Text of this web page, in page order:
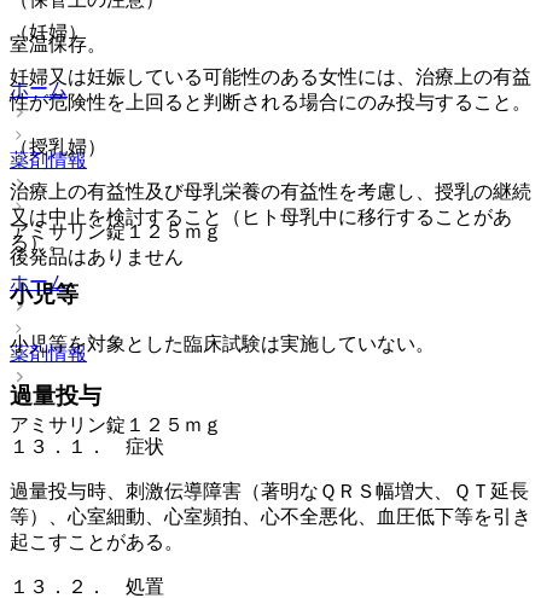
室温保存。
ホーム
薬剤情報
アミサリン錠１２５ｍｇ
後発品はありません
ホーム
薬剤情報
アミサリン錠１２５ｍｇ
（妊婦）
妊婦又は妊娠している可能性のある女性には、治療上の有益
性が危険性を上回ると判断される場合にのみ投与すること。
（授乳婦）
治療上の有益性及び母乳栄養の有益性を考慮し、授乳の継続
又は中止を検討すること（ヒト母乳中に移行することがあ
る）。
小児等
小児等を対象とした臨床試験は実施していない。
過量投与
１３．１． 症状
過量投与時、刺激伝導障害（著明なＱＲＳ幅増大、ＱＴ延長
等）、心室細動、心室頻拍、心不全悪化、血圧低下等を引き
起こすことがある。
１３．２． 処置